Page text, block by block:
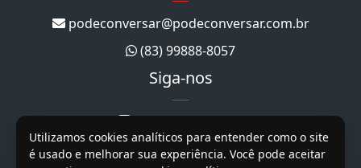
podeconversar@podeconversar.com.br
(83) 99888-8057
Siga-nos
@podeconversar
Utilizamos cookies analíticos para entender como o site
é usado e melhorar sua experiência. Você pode aceitar